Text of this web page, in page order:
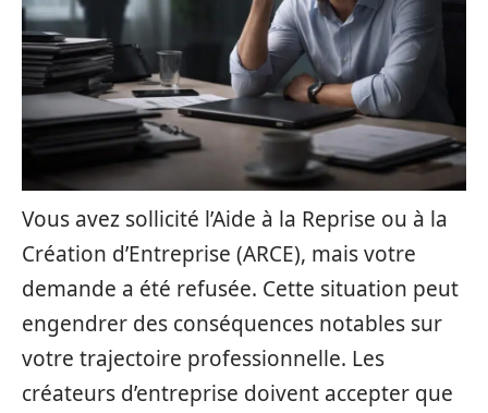
Vous avez sollicité l’Aide à la Reprise ou à la
Création d’Entreprise (ARCE), mais votre
demande a été refusée. Cette situation peut
engendrer des conséquences notables sur
votre trajectoire professionnelle. Les
créateurs d’entreprise doivent accepter que